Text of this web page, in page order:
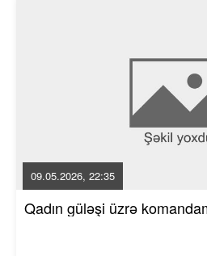
09.05.2026, 22:35
Qadın güləşi üzrə